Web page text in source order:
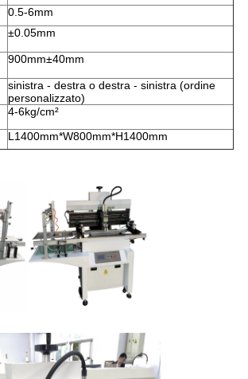
0.5-6mm
±0.05mm
900mm±40mm
sinistra - destra o destra - sinistra (ordine
personalizzato)
4-6kg/cm²
L1400mm*W800mm*H1400mm